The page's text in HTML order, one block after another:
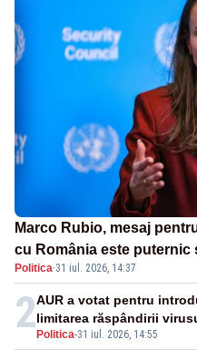
Marco Rubio, mesaj
cu România este puternic
Politica·31 iul. 2026, 14:37
2 Politica-31 iul. 2026, 14:55
AUR a votat pentru
limitarea răspândirii